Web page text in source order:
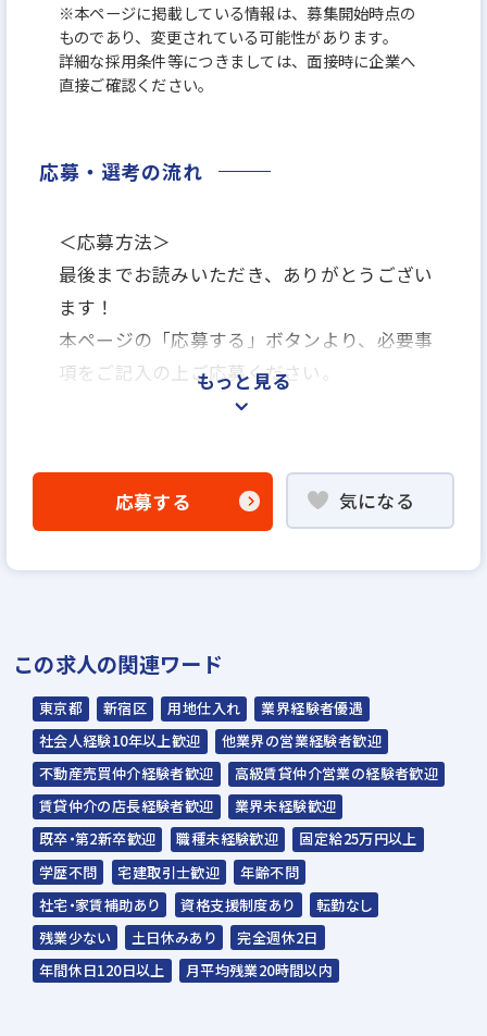
※本ページに掲載している情報は、募集開始時点の
ものであり、変更されている可能性があります。
詳細な採用条件等につきましては、面接時に企業へ
直接ご確認ください。
応募・選考の流れ
＜応募方法＞
最後までお読みいただき、ありがとうござい
ます！
本ページの「応募する」ボタンより、必要事
項をご記入の上ご応募ください。
「応募する」よりエントリー
WEB応募書類による書類選考
▼
内定
☆入社時期は相談に応じます。現在、在職中
の方も積極的にご応募ください。
☆応募の秘密は厳守いたします。
もっと見る
応募する 気になる
この求人の関連ワード
東京都 新宿区 用地仕入れ
業界経験者優遇
社会人経験10年以上歓迎
他業界の営業経験者歓迎
不動産売買仲介経験者歓迎
高級賃貸仲介営業の経験者歓迎
賃貸仲介の店長経験者歓迎
業界未経験歓迎
既卒・第2新卒歓迎
職種未経験歓迎
固定給25万円以上
学歴不問
宅建取引士歓迎
年齢不問
社宅・家賃補助あり
資格支援制度あり
転勤なし
残業少ない
土日休みあり
完全週休2日
年間休日120日以上
月平均残業20時間以内